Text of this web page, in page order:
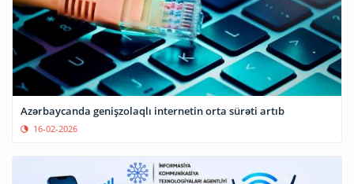
Azərbaycanda genişzolaqlı internetin orta sürəti artıb
16-02-2026